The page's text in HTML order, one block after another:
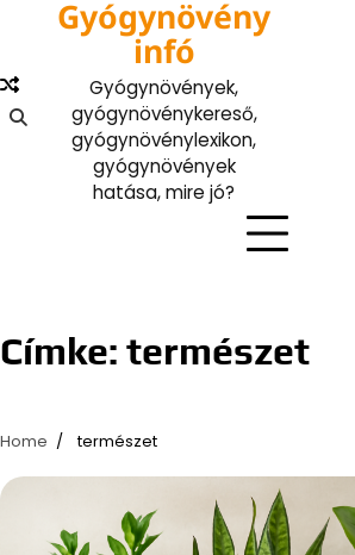
content
Gyógynövény
infó
Gyógynövények,
gyógynövénykereső,
gyógynövénylexikon,
gyógynövények
hatása, mire jó?
Címke: természet
Home természet